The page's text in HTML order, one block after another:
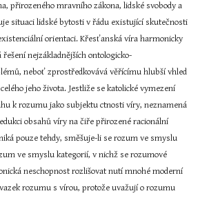
přirozeného mravního zákona, lidské svobody a
situaci lidské bytosti v řádu existující skutečnosti
orientaci. Křesťanská víra harmonicky
nejzákladnějších ontologicko-
neboť zprostředkovává věřícímu hlubší vhled
jeho života. Jestliže se katolické vymezení
k rozumu jako subjektu ctnosti víry, neznamená
obsahů víry na čiře přirozené racionální
pouze tehdy, směšuje-li se rozum ve smyslu
ve smyslu kategorií, v nichž se rozumové
neschopnost rozlišovat nutí mnohé moderní
rozumu s vírou, protože uvažují o rozumu